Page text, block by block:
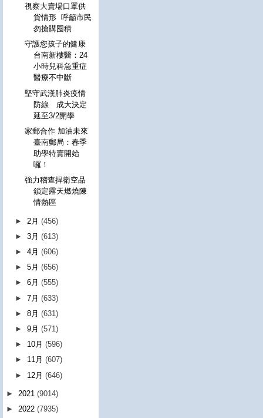
視察大賣場口罩供
貨情形 呼籲市民
勿搶購囤積
守護您孩子的健康
台南新樓醫：24
小時兒科急重症
醫療不中斷
堅守武漢肺炎疫情
防線 成大決定
延至3/2開學
家郵合作 加油未來
臺南郵局：春季
助學特賣開始
囉！
強力稽查捍衛空品
鎖定露天燃燒陳
情熱區
► 2月(456)
►3月(613)
►4月(606)
►5月(656)
►6月(555)
►7月(633)
►8月(631)
►9月(571)
► 10月(596)
► 11月(607)
► 12月(646)
► 2021 (9014)
► 2022 (7935)